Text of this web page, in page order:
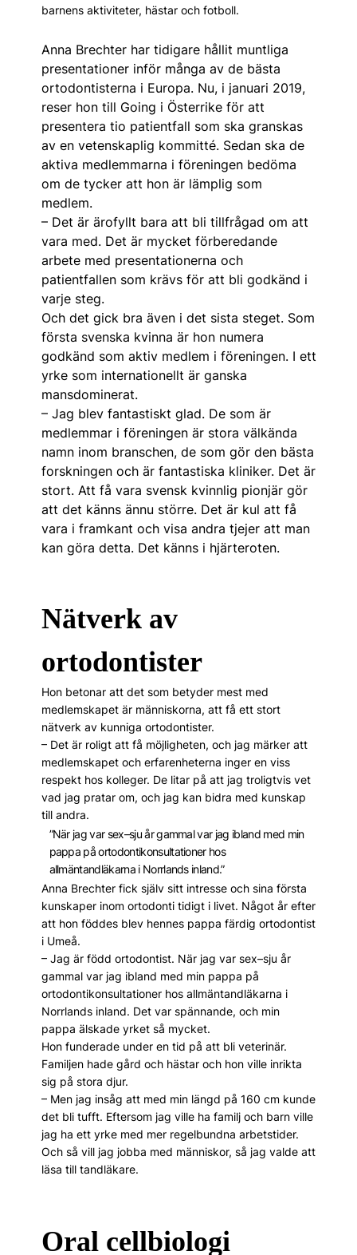
barnens aktiviteter, hästar och fotboll.
Anna Brechter har tidigare hållit muntliga
presentationer inför många av de bästa
ortodontisterna i Europa. Nu, i janu­ari 2019,
reser hon till ­Going i Österrike för att
presentera tio patientfall som ska granskas
av en vetenskaplig kommitté. ­Sedan ska de
aktiva medlemmarna i föreningen bedöma
om de tycker att hon är lämplig som
medlem.
– Det är ärofyllt bara att bli tillfrågad om att
vara med. Det är mycket förberedande
arbete med presentationerna och
patientfallen som krävs för att bli godkänd i
varje steg.
Och det gick bra även i det sista steget. Som
första svenska kvinna är hon numera
godkänd som aktiv medlem i föreningen. I ett
yrke som internationellt är ganska
mansdominerat.
– Jag blev fantastiskt glad. De som är
medlemmar i föreningen är stora välkända
namn inom branschen, de som gör den bästa
forskningen och är fantastiska kliniker. Det är
stort. Att få vara svensk kvinnlig pionjär gör
att det känns ännu större. Det är kul att få
vara i framkant och visa andra tjejer att man
kan göra detta. Det känns i hjärteroten.
Nätverk av
ortodontister
Hon betonar att det som betyder mest med
medlemskapet är människorna, att få ett stort
nätverk av kunniga ortodontister.
– Det är roligt att få möjligheten, och jag märker att
medlemskapet och erfarenheterna inger en viss
respekt hos kolleger. De litar på att jag troligtvis vet
vad jag pratar om, och jag kan bidra med kunskap
till andra.
”När jag var sex–sju år gammal var jag ibland med min
pappa på ortodontikonsultationer hos
allmäntandläkarna i Norrlands inland.”
Anna Brechter fick själv sitt intresse och sina första
kunskaper inom ortodonti tidigt i livet. ­Något år efter
att hon föddes blev hennes pappa färdig ortodontist
i Umeå.
– Jag är född ortodontist. När jag var sex–sju år
gammal var jag ibland med min pappa på
ortodontikonsultationer hos allmäntandläkarna i
Norrlands inland. Det var spännande, och min
pappa älskade yrket så mycket.
Hon funderade under en tid på att bli veterinär.
Familjen hade gård och hästar och hon ville inrikta
sig på stora djur.
– Men jag insåg att med min längd på 160 cm kunde
det bli tufft. Eftersom jag ville ha familj och barn ville
jag ha ett yrke med mer regelbundna arbetstider.
Och så vill jag jobba med människor, så jag valde att
läsa till tandläkare.
Oral cellbiologi